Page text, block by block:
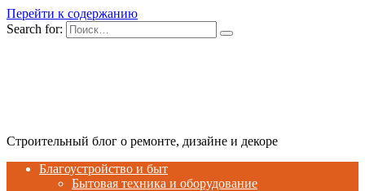
Перейти к содержанию
Search for:
Строительный блог о ремонте, дизайне и декоре
Благоустройство и быт
Бытовая техника и оборудование